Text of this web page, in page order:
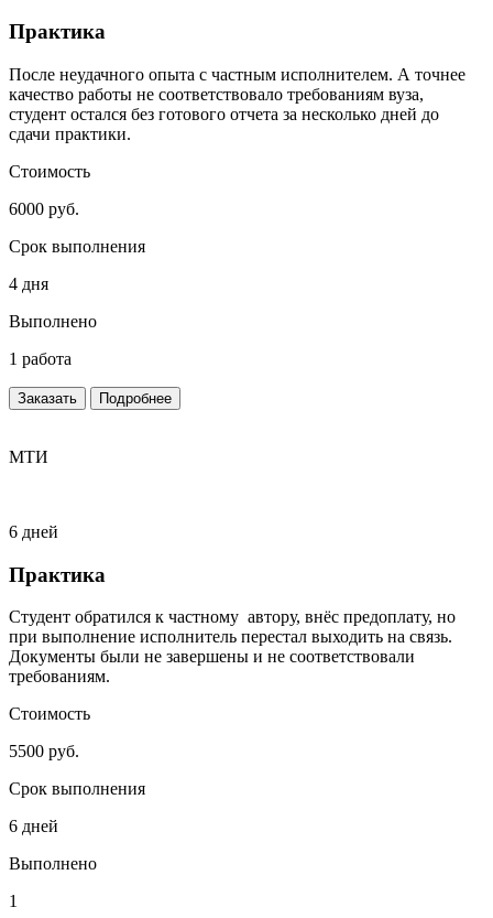
Практика
После неудачного опыта с частным исполнителем. А точнее
качество работы не соответствовало требованиям вуза,
студент остался без готового отчета за несколько дней до
сдачи практики.
Стоимость
6000 руб.
Срок выполнения
4 дня
Выполнено
1 работа
Заказать Подробнее
МТИ
6 дней
Практика
Студент обратился к частному автору, внёс предоплату, но
при выполнение исполнитель перестал выходить на связь.
Документы были не завершены и не соответствовали
требованиям.
Стоимость
5500 руб.
Срок выполнения
6 дней
Выполнено
1